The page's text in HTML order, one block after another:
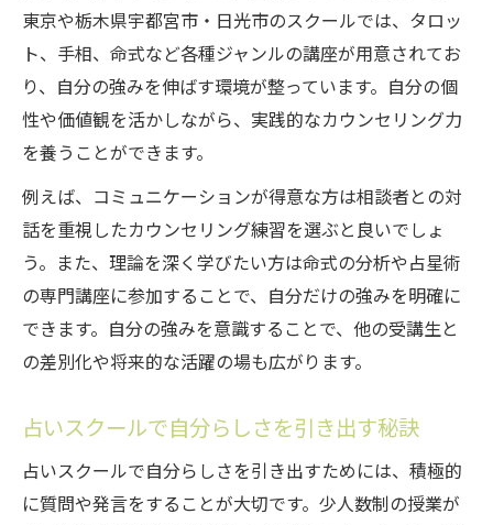
東京や栃木県宇都宮市・日光市のスクールでは、タロッ
ト、手相、命式など各種ジャンルの講座が用意されてお
り、自分の強みを伸ばす環境が整っています。自分の個
性や価値観を活かしながら、実践的なカウンセリング力
を養うことができます。
例えば、コミュニケーションが得意な方は相談者との対
話を重視したカウンセリング練習を選ぶと良いでしょ
う。また、理論を深く学びたい方は命式の分析や占星術
の専門講座に参加することで、自分だけの強みを明確に
できます。自分の強みを意識することで、他の受講生と
の差別化や将来的な活躍の場も広がります。
占いスクールで自分らしさを引き出す秘訣
占いスクールで自分らしさを引き出すためには、積極的
に質問や発言をすることが大切です。少人数制の授業が